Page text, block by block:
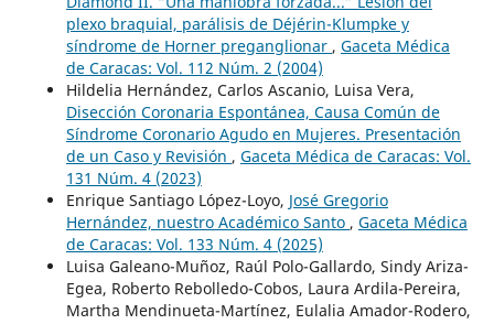
plexo braquial, parálisis de Déjérin-Klumpke y
síndrome de Horner preganglionar , Gaceta Médica
de Caracas: Vol. 112 Núm. 2 (2004)
Hildelia Hernández, Carlos Ascanio, Luisa Vera,
Disección Coronaria Espontánea, Causa Común de
Síndrome Coronario Agudo en Mujeres. Presentación
de un Caso y Revisión , Gaceta Médica de Caracas: Vol.
131 Núm. 4 (2023)
Enrique Santiago López-Loyo, José Gregorio
Hernández, nuestro Académico Santo , Gaceta Médica
de Caracas: Vol. 133 Núm. 4 (2025)
Luisa Galeano-Muñoz, Raúl Polo-Gallardo, Sindy Ariza-
Egea, Roberto Rebolledo-Cobos, Laura Ardila-Pereira,
Martha Mendinueta-Martínez, Eulalia Amador-Rodero,